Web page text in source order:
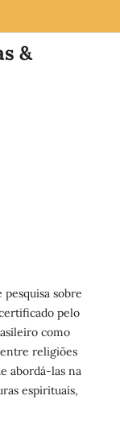
&
pesquisa sobre
pelo
como
entre religiões
abordá-las na
espirituais,